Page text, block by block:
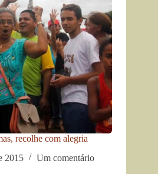
recolhe com alegria
2015
Um comentário